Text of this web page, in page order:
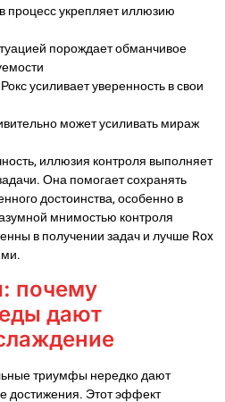
процесс укрепляет иллюзию
порождает обманчивое
усиливает уверенность в свои
может усиливать мираж
иллюзия контроля выполняет
Она помогает сохранять
достоинства, особенно в
мнимостью контроля
в получении задач и лучше Rox
почему
дают
триумфы нередко дают
достижения. Этот эффект